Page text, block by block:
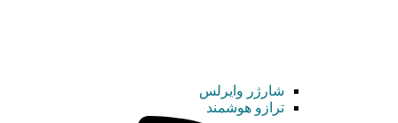
شارژر وایرلس
ترازو هوشمند